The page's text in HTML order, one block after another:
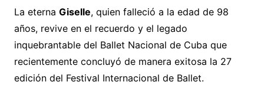
La eterna Giselle, quien falleció a la edad de 98
años, revive en el recuerdo y el legado
inquebrantable del Ballet Nacional de Cuba que
recientemente concluyó de manera exitosa la 27
edición del Festival Internacional de Ballet.